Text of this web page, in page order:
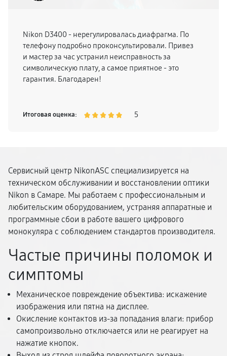
Nikon D3400 - нерегулировалась диафрагма. По
телефону подробно проконсультировали. Привез
и мастер за час устранил неисправность за
символическую плату, а самое приятное - это
гарантия. Благодарен!
Итоговая оценка: 5
Сервисный центр NikonASC специализируется на
техническом обслуживании и восстановлении оптики
Nikon в Самаре. Мы работаем с профессиональным и
любительским оборудованием, устраняя аппаратные и
программные сбои в работе вашего цифрового
монокуляра с соблюдением стандартов производителя.
Частые причины поломок и
симптомы
Механическое повреждение объектива: искажение
изображения или пятна на дисплее.
Окисление контактов из-за попадания влаги: прибор
самопроизвольно отключается или не реагирует на
нажатие кнопок.